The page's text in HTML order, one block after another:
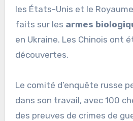
les États-Unis et le
faits sur les armes
en Ukraine. Les Chinois ont
découvertes.
Le comité d’enquête russe
dans son travail, avec 100
des preuves de crimes de